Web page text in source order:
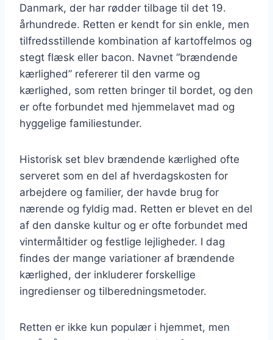
Danmark, der har rødder tilbage til det 19.
århundrede. Retten er kendt for sin enkle, men
tilfredsstillende kombination af kartoffelmos og
stegt flæsk eller bacon. Navnet “brændende
kærlighed” refererer til den varme og
kærlighed, som retten bringer til bordet, og den
er ofte forbundet med hjemmelavet mad og
hyggelige familiestunder.
Historisk set blev brændende kærlighed ofte
serveret som en del af hverdagskosten for
arbejdere og familier, der havde brug for
nærende og fyldig mad. Retten er blevet en del
af den danske kultur og er ofte forbundet med
vintermåltider og festlige lejligheder. I dag
findes der mange variationer af brændende
kærlighed, der inkluderer forskellige
ingredienser og tilberedningsmetoder.
Retten er ikke kun populær i hjemmet, men